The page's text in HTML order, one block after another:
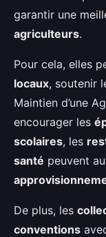
garantir une
agriculteurs.
Pour cela, elles
locaux, soutenir
Maintien d’une
encourager les
scolaires, les
santé peuvent
De plus, les
conventions